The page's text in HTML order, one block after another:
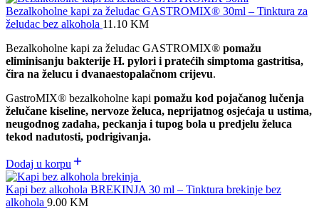
Bezalkoholne kapi za želudac GASTROMIX® 30ml – Tinktura za
želudac bez alkohola 11.10 KM
Bezalkoholne kapi za želudac GASTROMIX® pomažu
eliminisanju bakterije H. pylori i pratećih simptoma gastritisa,
čira na želucu i dvanaestopalačnom crijevu.
GastroMIX® bezalkoholne kapi pomažu kod pojačanog lučenja
želučane kiseline, nervoze želuca, neprijatnog osjećaja u ustima,
neugodnog zadaha, peckanja i tupog bola u predjelu želuca
tekod nadutosti, podrigivanja.
Dodaj u korpu
Kapi bez alkohola BREKINJA 30 ml – Tinktura brekinje bez
alkohola 9.00 KM